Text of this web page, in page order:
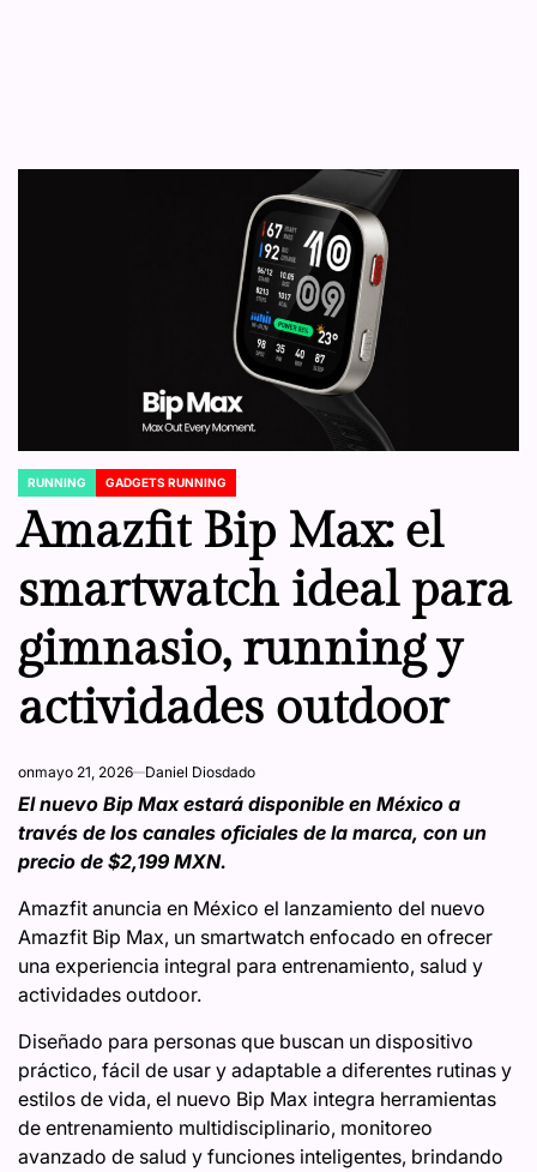
POSTED
IN
RUNNING GADGETS RUNNING
Amazfit Bip Max: el
smartwatch ideal para
gimnasio, running y
actividades outdoor
onmayo 21, 2026 Daniel Diosdado
El nuevo Bip Max estará disponible en México a
través de los canales oficiales de la marca, con un
precio de $2,199 MXN.
Amazfit anuncia en México el lanzamiento del nuevo
Amazfit Bip Max, un smartwatch enfocado en ofrecer
una experiencia integral para entrenamiento, salud y
actividades outdoor.
Diseñado para personas que buscan un dispositivo
práctico, fácil de usar y adaptable a diferentes rutinas y
estilos de vida, el nuevo Bip Max integra herramientas
de entrenamiento multidisciplinario, monitoreo
avanzado de salud y funciones inteligentes, brindando